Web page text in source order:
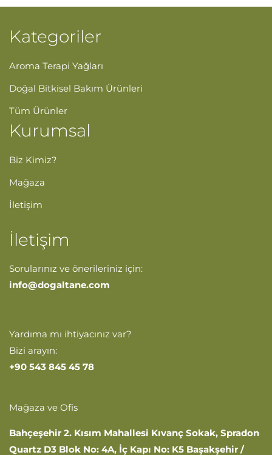
Kategoriler
Aroma Terapi Yağları
Doğal Bitkisel Bakım Ürünleri
Tüm Ürünler
Kurumsal
Biz Kimiz?
Mağaza
İletişim
İletişim
Sorularınız ve önerileriniz için:
info@dogaltane.com
Yardıma mı ihtiyacınız var?
Bizi arayın:
+90 543 845 45 78
Mağaza ve Ofis
Bahçeşehir 2. Kısım Mahallesi Kıvanç Sokak, Spradon
Quartz D3 Blok No: 4A, İç Kapı No: K5 Başakşehir /